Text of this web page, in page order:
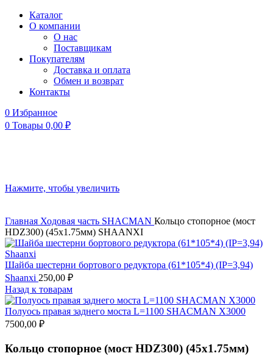
Каталог
О компании
О нас
Поставщикам
Покупателям
Доставка и оплата
Обмен и возврат
Контакты
0 Избранное
0 Товары 0,00 ₽
Нажмите, чтобы увеличить
Главная Ходовая часть SHACMAN Кольцо стопорное (мост
HDZ300) (45х1.75мм) SHAANXI
Шайба шестерни бортового редуктора (61*105*4) (IP=3,94)
Shaanxi 250,00 ₽
Назад к товарам
Полуось правая заднего моста L=1100 SHACMAN X3000
7500,00 ₽
Кольцо стопорное (мост HDZ300) (45х1.75мм)